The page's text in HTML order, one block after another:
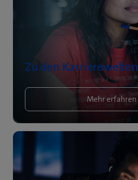
Zu den Karrierewelten
Mehr erfahren